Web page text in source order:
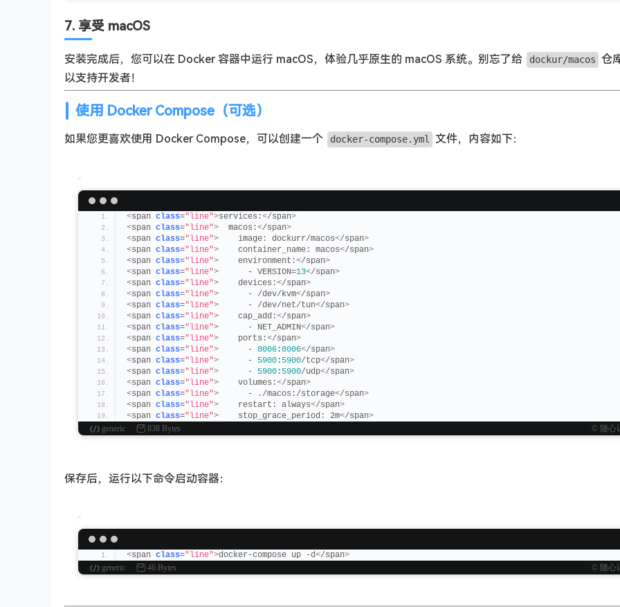
7. 享受 macOS
安装完成后，您可以在 Docker 容器中运行 macOS，体验几乎原生的 macOS 系统。别忘了给 dockur/macos 仓
以支持开发者！
使用 Docker Compose（可选）
如果您更喜欢使用 Docker Compose，可以创建一个 docker-compose.yml 文件，内容如下：
<span class="line">services:</span>
<span class="line">
  macos:
</span>
<span class="line">
    image: dockurr/macos
</span>
<span class="line">
    container_name: macos
</span>
<span class="line">
    environment:
</span>
<span class="line">
      - VERSION=
13</span>
<span class="line">
    devices:
</span>
<span class="line">
      - /dev/kvm
</span>
<span class="line">
      - /dev/net/tun
</span>
<span class="line">
    cap_add:
</span>
<span class="line">
      - NET_ADMIN
</span>
<span class="line">
    ports:
</span>
<span class="line">
      -
8006 :8006</span>
<span class="line">
      -
5900 : 5900/tcp</span>
<span class="line">
      -
5900 : 5900/udp</span>
<span class="line">
    volumes:
</span>
<span class="line">
      - ./macos:/storage
</span>
<span class="line">
    restart: always
</span>
<span class="line">
    stop_grace_period: 2m
</span>
generic
838 Bytes © 随心
保存后，运行以下命令启动容器：
<span class="line">docker-compose up -d</span>
generic
46 Bytes © 随心